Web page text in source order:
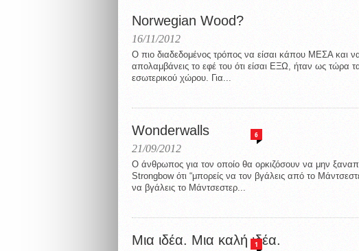
Norwegian Wood?
16/11/2012
Ο πιο διαδεδομένος τρόπος να είσαι κάπου ΜΕΣΑ και
απολαμβάνεις το εφέ του ότι είσαι ΕΞΩ, ήταν ως τώρα
εσωτερικού χώρου. Για...
6
Wonderwalls
21/09/2012
Ο άνθρωπος για τον οποίο θα ορκιζόσουν να μην
Strongbow ότι “μπορείς να τον βγάλεις από το
να βγάλεις το Μάντσεστερ...
1
Μια ιδέα. Μια καλή ιδέα.